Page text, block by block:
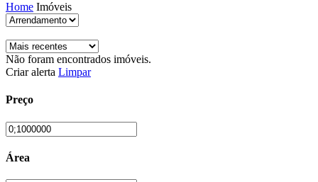
Home Imóveis
Não foram encontrados imóveis.
Criar alerta Limpar
Preço
Área